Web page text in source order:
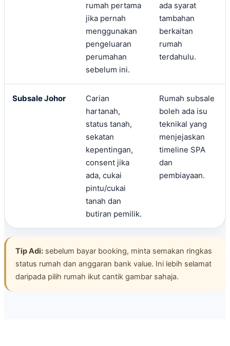
rumah pertama
jika pernah
menggunakan
pengeluaran
perumahan
sebelum ini.
ada syarat
tambahan
berkaitan
rumah
terdahulu.
Subsale Johor
Carian
hartanah,
status tanah,
sekatan
kepentingan,
consent jika
ada, cukai
pintu/cukai
tanah dan
butiran pemilik.
Rumah subsale
boleh ada isu
teknikal yang
menjejaskan
timeline SPA
dan
pembiayaan.
Tip Adi: sebelum bayar booking, minta semakan ringkas
status rumah dan anggaran bank value. Ini lebih selamat
daripada pilih rumah ikut cantik gambar sahaja.